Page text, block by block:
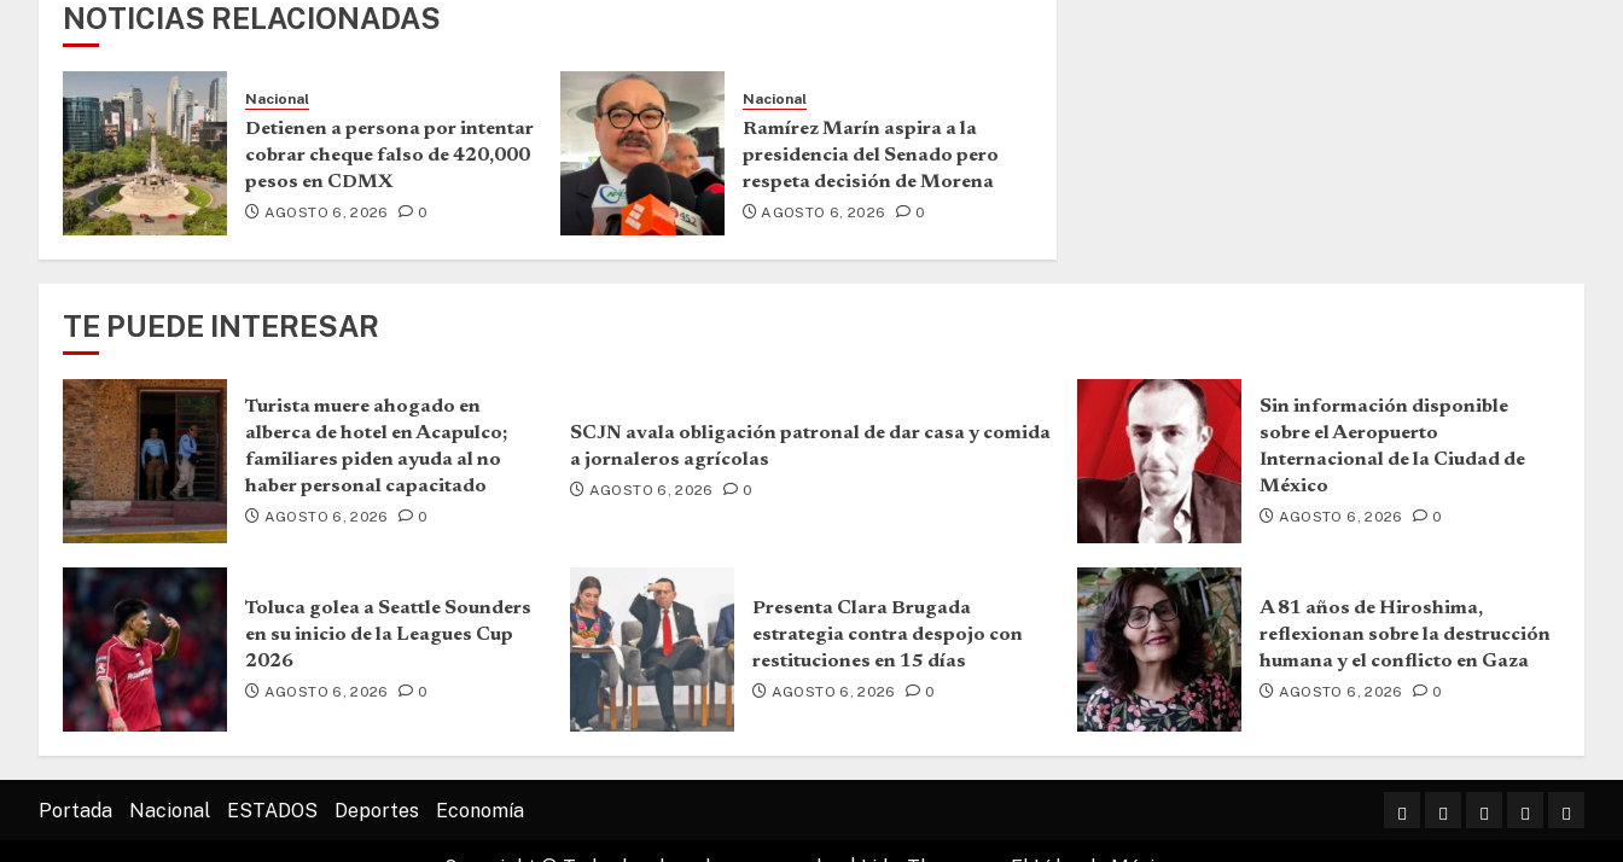
NOTICIAS RELACIONADAS
Nacional
Detienen a persona por intentar
cobrar cheque falso de 420,000
pesos en CDMX
AGOSTO 6, 2026 0
Nacional
Ramírez Marín aspira a la
presidencia del Senado pero
respeta decisión de Morena
AGOSTO 6, 2026 0
TE PUEDE INTERESAR
Turista muere ahogado en
alberca de hotel en Acapulco;
familiares piden ayuda al no
haber personal capacitado
AGOSTO 6, 2026 0
SCJN avala obligación patronal de dar casa y comida
a jornaleros agrícolas
AGOSTO 6, 2026 0
Sin información disponible
sobre el Aeropuerto
Internacional de la Ciudad de
México
AGOSTO 6, 2026 0
Toluca golea a Seattle Sounders
en su inicio de la Leagues Cup
2026
AGOSTO 6, 2026 0
Presenta Clara Brugada
estrategia contra despojo con
restituciones en 15 días
AGOSTO 6, 2026 0
A 81 años de Hiroshima,
reflexionan sobre la destrucción
humana y el conflicto en Gaza
AGOSTO 6, 2026 0
Portada Nacional ESTADOS Deportes Economía